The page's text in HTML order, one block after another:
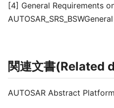
[4] General Requirements
AUTOSAR_SRS_BSWGeneral
関連文書(Related
AUTOSAR Abstract Platform